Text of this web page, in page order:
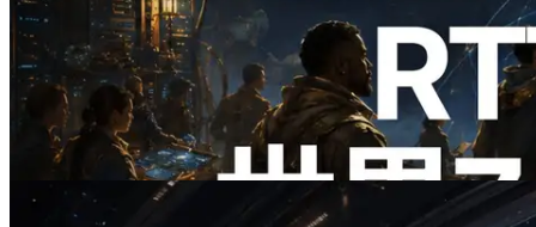
ERPC、Solana Leader Slot APIを世界7
リージョンのping計測に拡張—
Validators Information APIも公開
この記事を読む